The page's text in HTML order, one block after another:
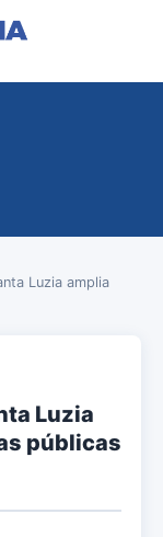
Luzia amplia
Luzia
públicas